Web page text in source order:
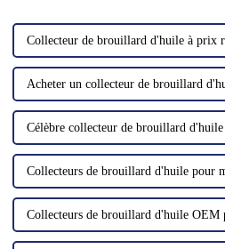
machines…
Collecteur de brouillard d'huile à prix
Acheter un collecteur de brouillard
Célèbre collecteur de brouillard d'huile
Collecteurs de brouillard d'huile pour
Collecteurs de brouillard d'huile OEM